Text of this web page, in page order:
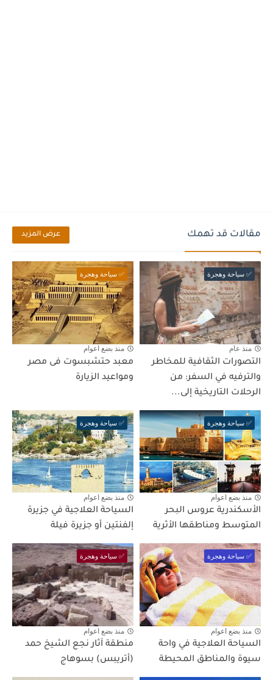
مقالات قد تهمك عرض المزيد
✅ سياحة وهجرة
منذ عام
التصورات الثقافية للمخاطر
والترفيه في السفر: من
الرحلات التاريخية إلى...
✅ سياحة وهجرة
منذ بضع اعوام
معبد حتشبسوت فى مصر
ومواعيد الزيارة
✅ سياحة وهجرة
منذ بضع اعوام
الأسكندرية عروس البحر
المتوسط ومناطقها الأثرية
✅ سياحة وهجرة
منذ بضع اعوام
السياحة العلاجية في جزيرة
إلفنتين أو جزيرة فيلة
✅ سياحة وهجرة
منذ بضع اعوام
السياحة العلاجية في واحة
سيوة والمناطق المحيطة
✅ سياحة وهجرة
منذ بضع اعوام
منطقة آثار نجع الشيخ حمد
(أتريبس) بسوهاج